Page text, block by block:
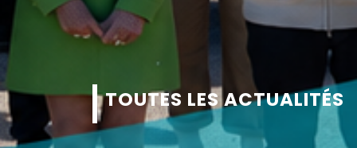
TOUTES LES ACTUALITÉS